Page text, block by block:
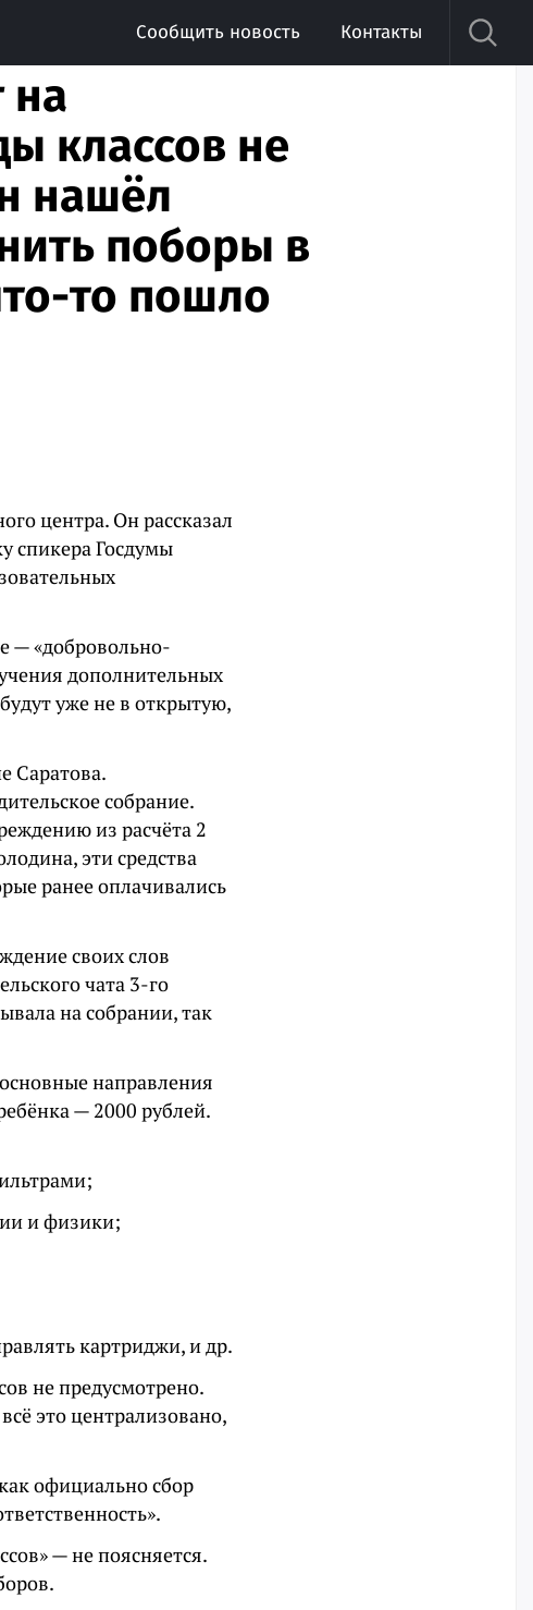
Сообщить новость Контакты
на
классов не
нашёл
поборы в
то пошло
центра. Он рассказал
спикера Госдумы
— «добровольно-
дополнительных
уже не в открытую,
Саратова.
собрание.
из расчёта 2
эти средства
ранее оплачивались
своих слов
чата 3-го
на собрании, так
направления
— 2000 рублей.
и физики;
картриджи, и др.
не предусмотрено.
это централизовано,
официально сбор
— не поясняется.